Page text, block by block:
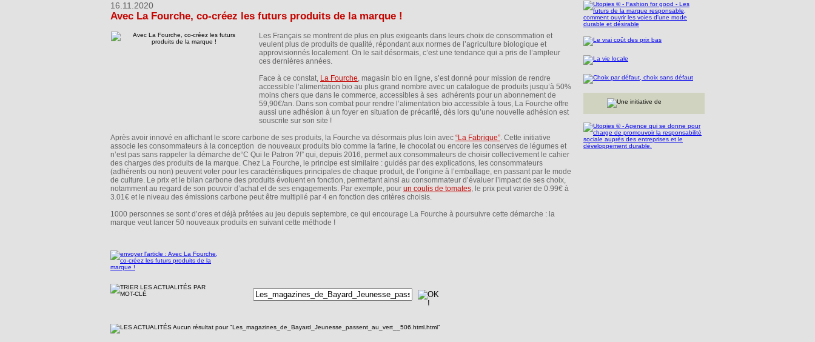
16.11.2020
Avec La Fourche, co-créez les futurs produits de la marque !
Les Français se montrent de plus en plus exigeants dans leurs choix de consommation et
veulent plus de produits de qualité, répondant aux normes de l’agriculture biologique et
approvisionnés localement. On le sait désormais, c’est une tendance qui a pris de l’ampleur
ces dernières années.
Face à ce constat, La Fourche, magasin bio en ligne, s’est donné pour mission de rendre
accessible l’alimentation bio au plus grand nombre avec un catalogue de produits jusqu’à 50%
moins chers que dans le commerce, accessibles à ses adhérents pour un abonnement de
59,90€/an. Dans son combat pour rendre l’alimentation bio accessible à tous, La Fourche offre
aussi une adhésion à un foyer en situation de précarité, dès lors qu’une nouvelle adhésion est
souscrite sur son site !
Après avoir innové en affichant le score carbone de ses produits, la Fourche va désormais plus loin avec “La Fabrique”. Cette initiative
associe les consommateurs à la conception de nouveaux produits bio comme la farine, le chocolat ou encore les conserves de légumes et
n’est pas sans rappeler la démarche de“C Qui le Patron ?!” qui, depuis 2016, permet aux consommateurs de choisir collectivement le cahier
des charges des produits de la marque. Chez La Fourche, le principe est similaire : guidés par des explications, les consommateurs
(adhérents ou non) peuvent voter pour les caractéristiques principales de chaque produit, de l’origine à l’emballage, en passant par le mode
de culture. Le prix et le bilan carbone des produits évoluent en fonction, permettant ainsi au consommateur d’évaluer l’impact de ses choix,
notamment au regard de son pouvoir d’achat et de ses engagements. Par exemple, pour un coulis de tomates, le prix peut varier de 0.99€ à
3.01€ et le niveau des émissions carbone peut être multiplié par 4 en fonction des critères choisis.
1000 personnes se sont d’ores et déjà prêtées au jeu depuis septembre, ce qui encourage La Fourche à poursuivre cette démarche : la
marque veut lancer 50 nouveaux produits en suivant cette méthode !
Aucun résultat pour "Les_magazines_de_Bayard_Jeunesse_passent_au_vert__506.html.html"